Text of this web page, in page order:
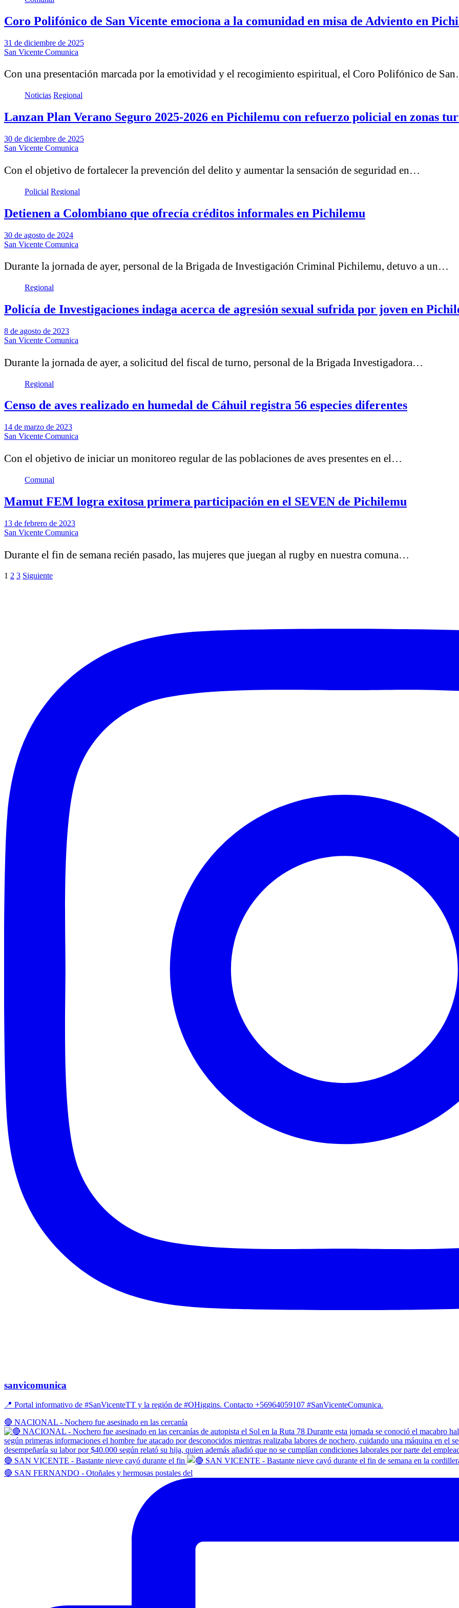
Coro Polifónico de San Vicente emociona a la comunidad en misa de Adviento en
31 de diciembre de 2025
San Vicente Comunica
Con una presentación marcada por la emotividad y el recogimiento espiritual, el Coro Polifónico de
Noticias Regional
Lanzan Plan Verano Seguro 2025-2026 en Pichilemu con refuerzo policial en zonas
30 de diciembre de 2025
San Vicente Comunica
Con el objetivo de fortalecer la prevención del delito y aumentar la sensación de seguridad en…
Policial Regional
Detienen a Colombiano que ofrecía créditos informales en Pichilemu
30 de agosto de 2024
San Vicente Comunica
Durante la jornada de ayer, personal de la Brigada de Investigación Criminal Pichilemu, detuvo a un…
Regional
Policía de Investigaciones indaga acerca de agresión sexual sufrida por joven en
8 de agosto de 2023
San Vicente Comunica
Durante la jornada de ayer, a solicitud del fiscal de turno, personal de la Brigada Investigadora…
Regional
Censo de aves realizado en humedal de Cáhuil registra 56 especies diferentes
14 de marzo de 2023
San Vicente Comunica
Con el objetivo de iniciar un monitoreo regular de las poblaciones de aves presentes en el…
Comunal
Mamut FEM logra exitosa primera participación en el SEVEN de Pichilemu
13 de febrero de 2023
San Vicente Comunica
Durante el fin de semana recién pasado, las mujeres que juegan al rugby en nuestra comuna…
Paginación
1 2 3 Siguiente
sanvicomunica
📍 Portal informativo de #SanVicenteTT y la región de #OHiggins. Contacto +56964059107 #SanVicenteComunica.
🔴 NACIONAL - Nochero fue asesinado en las cercanía
🔴 SAN VICENTE - Bastante nieve cayó durante el fin
🔴 SAN FERNANDO - Otoñales y hermosas postales del